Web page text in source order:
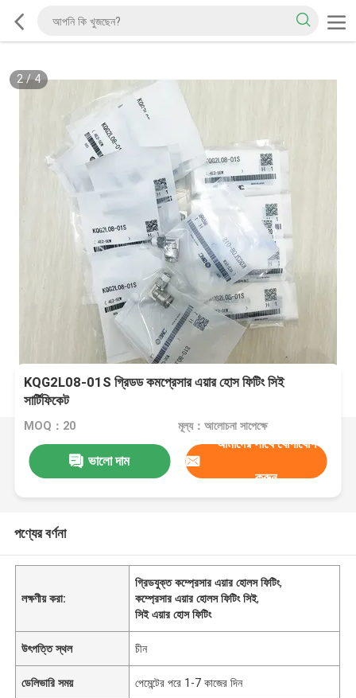
2/4
KQG2L08-01S গ্রিডড কমপ্রেসার এয়ার হোস ফিটিং সিই
সার্টিফিকেট
MOQ：20 মূল্য：আলোচনা সাপেক্ষে
ভালো দাম
আমাদের সাথে যোগাযোগ
করুন
পণ্যের বর্ণনা
লক্ষণীয় করা:
গ্রিডযুক্ত কম্প্রেসার এয়ার হোলস ফিটিং,
কম্প্রেসার এয়ার হোলস ফিটিং সিই,
সিই এয়ার হোস ফিটিং
উৎপত্তি স্থল চীন
ডেলিভারি সময় পেমেন্টের পরে 1-7 কাজের দিন